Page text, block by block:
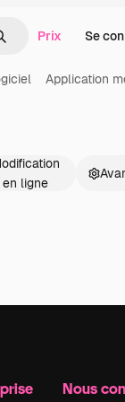
par image
Prix Se
Application
en ligne
Nous